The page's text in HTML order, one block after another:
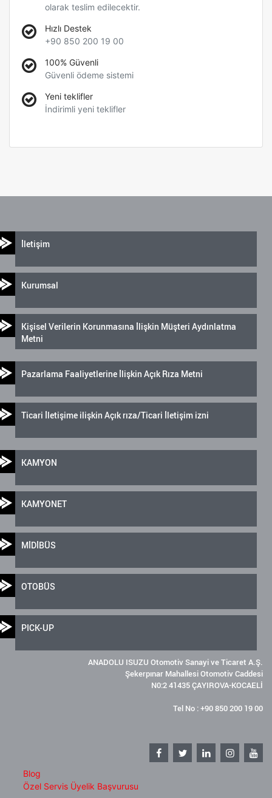
olarak teslim edilecektir.
Hızlı Destek
+90 850 200 19 00
100% Güvenli
Güvenli ödeme sistemi
Yeni teklifler
İndirimli yeni teklifler
İletişim
Kurumsal
Kişisel Verilerin Korunmasına İlişkin Müşteri Aydınlatma
Metni
Pazarlama Faaliyetlerine İlişkin Açık Rıza Metni
Ticari İletişime ilişkin Açık rıza/Ticari İletişim izni
KAMYON
KAMYONET
MİDİBÜS
OTOBÜS
PICK-UP
ANADOLU ISUZU Otomotiv Sanayi ve Ticaret A.Ş.
Şekerpınar Mahallesi Otomotiv Caddesi
N0:2 41435 ÇAYIROVA-KOCAELİ
Tel No : +90 850 200 19 00
Blog
Özel Servis Üyelik Başvurusu